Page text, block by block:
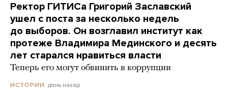
Ректор ГИТИСа Григорий Заславский
ушел с поста за несколько недель
до выборов. Он возглавил институт как
протеже Владимира Мединского и десять
лет старался нравиться власти
Теперь его могут обвинить в коррупции
ИСТОРИИ день назад